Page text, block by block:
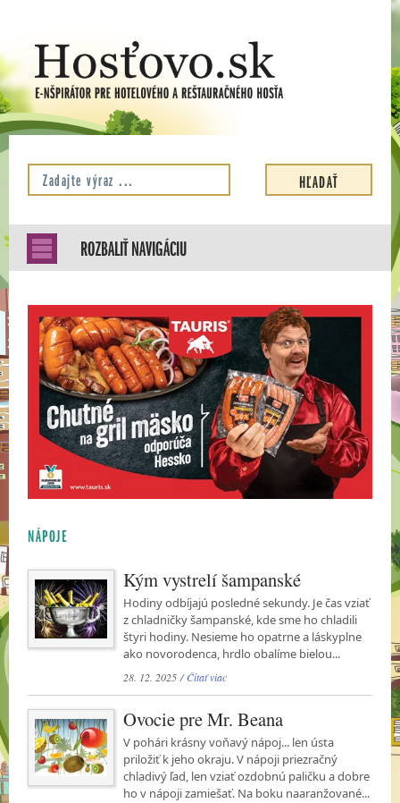
ROZBALIŤ NAVIGÁCIU
NÁPOJE
Kým vystrelí šampanské
Hodiny odbíjajú posledné sekundy. Je čas vziať
z chladničky šampanské, kde sme ho chladili
štyri hodiny. Nesieme ho opatrne a láskyplne
ako novorodenca, hrdlo obalíme bielou...
28. 12. 2025 /Čítať viac
Ovocie pre Mr. Beana
V pohári krásny voňavý nápoj... len ústa
priložiť k jeho okraju. V nápoji priezračný
chladivý ľad, len vziať ozdobnú paličku a dobre
ho v nápoji zamiešať. Na boku naaranžované...